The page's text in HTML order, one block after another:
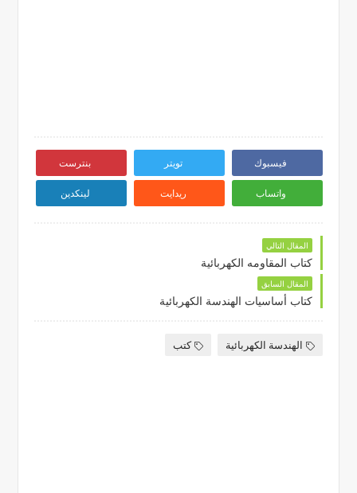
فيسبوك تويتر بنترست
واتساب ريدايت لينكدين
المقال التالي
كتاب المقاومه الكهربائية
المقال السابق
كتاب أساسيات الهندسة الكهربائية
الهندسة الكهربائية كتب